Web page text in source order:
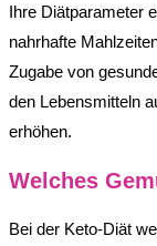
Ihre Diätparameter
nahrhafte
Zugabe von
den Lebensmitteln
erhöhen.
Welches
Bei der Keto-Diät